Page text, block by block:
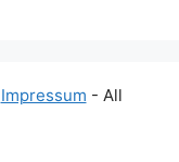
Impressum - All